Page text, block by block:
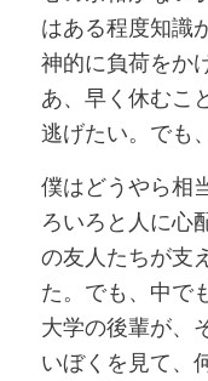
はある程度知識
神的に負荷をか
あ、早く休むこ
逃げたい。でも
僕はどうやら相
ろいろと人に心
の友人たちが支
た。でも、中で
大学の後輩が、
いぼくを見て、